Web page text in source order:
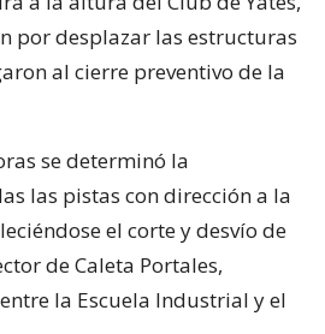
por desplazar las estructuras
al cierre preventivo de la
se determinó la
las pistas con dirección a la
el corte y desvío de
de Caleta Portales,
la Escuela Industrial y el